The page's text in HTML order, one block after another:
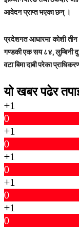
आवेदन प्राप्त भएका छन् ।
प्रदेशगत आधारमा कोशी
गण्डकी एक सय ८४, लुम्बिनी
वटा बिमा दाबी परेका
यो खबर पढेर
+1
0
+1
0
+1
0
+1
0
+1
0